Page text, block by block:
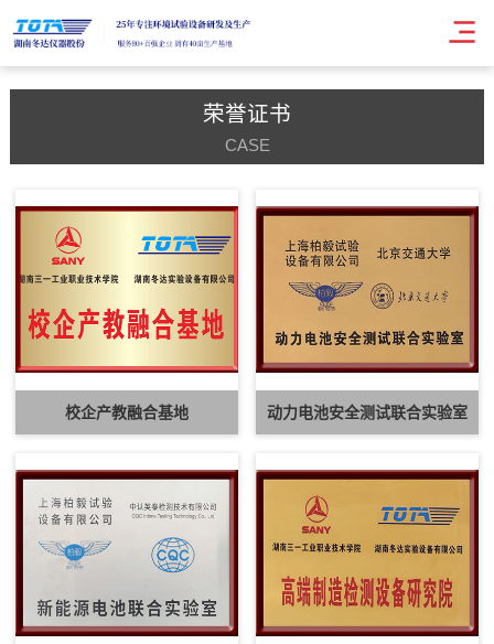
荣誉证书
CASE
校企产教融合基地 动力电池安全测试联合实验室